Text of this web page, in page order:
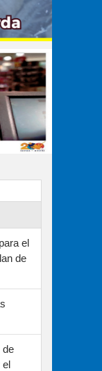
el
de
de
el